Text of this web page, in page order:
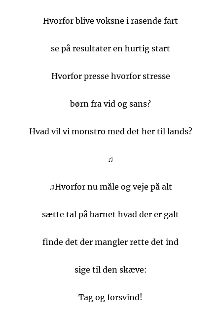
Hvorfor blive voksne i rasende fart
se på resultater en hurtig start
Hvorfor presse hvorfor stresse
børn fra vid og sans?
Hvad vil vi monstro med det her til lands?
♫
♫Hvorfor nu måle og veje på alt
sætte tal på barnet hvad der er galt
finde det der mangler rette det ind
sige til den skæve:
Tag og forsvind!